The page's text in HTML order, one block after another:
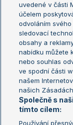
Aktualní trendy
Fotbalové přestupy
Livesport Daily
LS Prague Open
uvedené v části
účelem
odvoláním
sledovací
obsahy a
nabídku můžete
nebo souhlas
ve spodní části
našem
našich
Společně s
tímto cílem:
Používání